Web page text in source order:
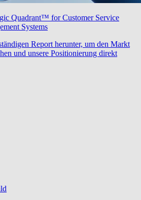
Quadrant™ for Customer Service
Systems
Report herunter, um den Markt
und unsere Positionierung direkt